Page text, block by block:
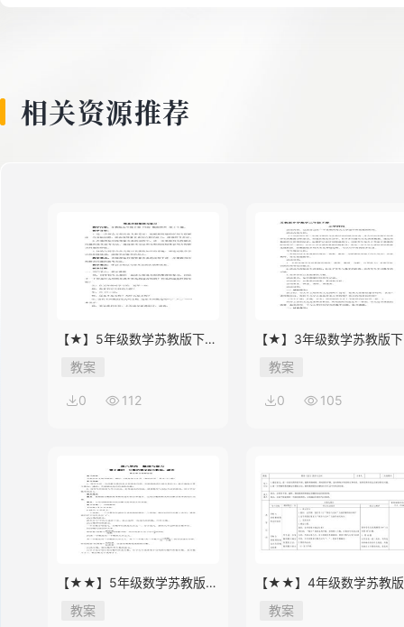
相关资源推荐
【★】5年级数学苏教版下册
教案第8单元《单元复习》
教案
0 112
【★】3年级数学苏教版
教案第9单元后《上学时
教案
0 105
【★★】5年级数学苏教版下
册教案第8单元《单元复习》
教案
【★★】4年级数学苏教
册教案第9单元《单元复
教案